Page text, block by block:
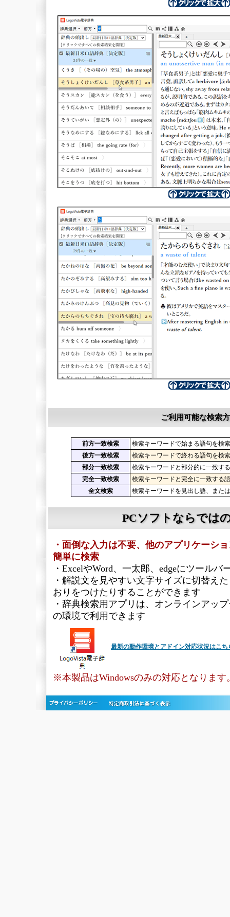
ご利用可能な検索
前方一致検索
検索キーワードで始まる語句を検
後方一致検索
検索キーワードで終わる語句を検
部分一致検索
検索キーワードと部分的に一致す
完全一致検索
検索キーワードと完全に一致する
全文検索
検索キーワードを見出し語、また
PCソフトならでは
・面倒な入力は不要、他のアプリケーシ
簡単に検索
・ExcelやWord、一太郎、edgeにツールバ
・解説文を見やすい文字サイズに切替え
おりをつけたりすることができます
・辞典検索用アプリは、オンラインアッ
の環境で利用できます
最新の動作環境とアドイン対応状況はこち
※本製品はWindowsのみの対応となります